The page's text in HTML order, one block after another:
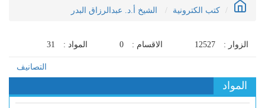
كتب الكترونية الشيخ أ.د. عبدالرزاق البدر
الزوار : 12527 الاقسام : 0 المواد : 31
التصانيف
المواد